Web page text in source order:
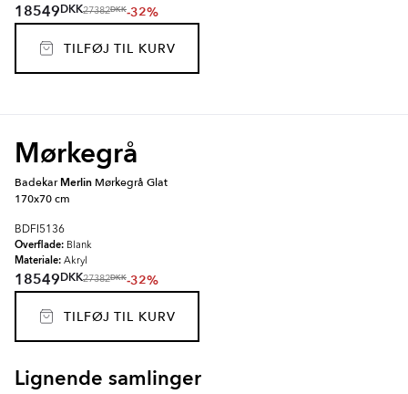
18549DKK27382DKK-32%
TILFØJ TIL KURV
Mørkegrå
BadekarMerlin Mørkegrå Glat
170x70 cm
BDFI5136
Overflade: Blank
Materiale: Akryl
18549DKK27382DKK-32%
TILFØJ TIL KURV
Lignende samlinger
GALAXIDI